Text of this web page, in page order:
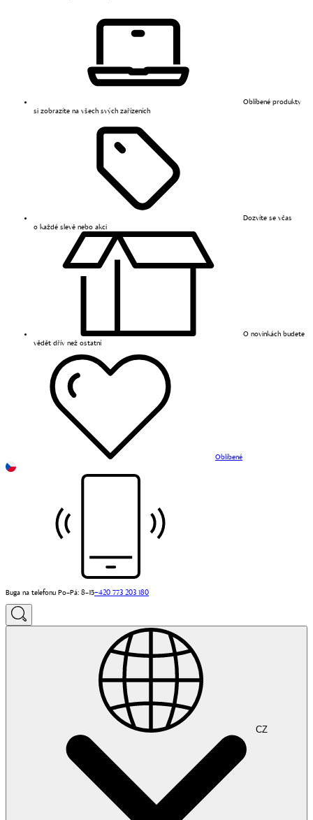
Oblíbené produkty
si zobrazíte na všech svých zařízeních
Dozvíte se včas
o každé slevě nebo akci
O novinkách budete
vědět dřív než ostatní
Oblíbené
Buga na telefonu Po–Pá: 8–15+420 773 203 180
CZ